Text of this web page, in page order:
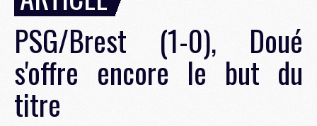
PSG/Brest (1-0), Doué
s'offre encore le but du
titre